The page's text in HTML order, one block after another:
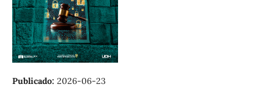
Publicado: 2026-06-23